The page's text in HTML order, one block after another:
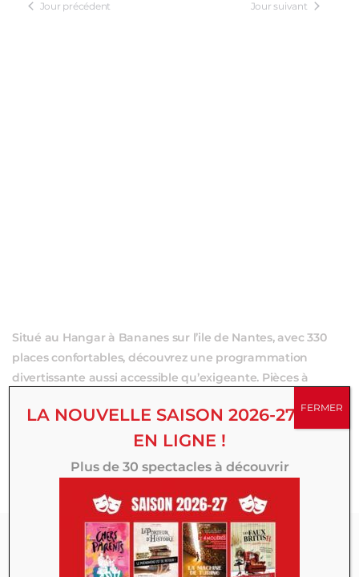
Jour précédent Jour suivant
Situé au Hangar à Bananes sur l’ile de Nantes, avec 330
places confortables, découvrez une programmation
divertissante aussi accessible qu’exigeante. Pièces à
familiaux, d’humour ou d’improvisation, multipliez vos
émotions toute la saison au Théâtre 100 Noms.
Abonnez-vous à
LA NOUVELLE SAISON 2026-27 EST
EN LIGNE !
Plus de 30 spectacles à découvrir
FERMER